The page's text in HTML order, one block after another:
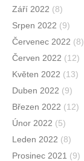
Září 2022 (8)
Srpen 2022 (9)
Červenec 2022 (8)
Červen 2022 (12)
Květen 2022 (13)
Duben 2022 (9)
Březen 2022 (12)
Únor 2022 (5)
Leden 2022 (8)
Prosinec 2021 (9)